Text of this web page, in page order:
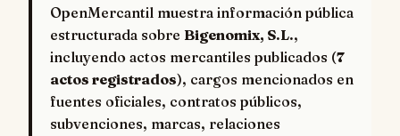
OpenMercantil muestra información pública
estructurada sobre Bigenomix, S.L.,
incluyendo actos mercantiles publicados (7
actos registrados), cargos mencionados en
fuentes oficiales, contratos públicos,
subvenciones, marcas, relaciones